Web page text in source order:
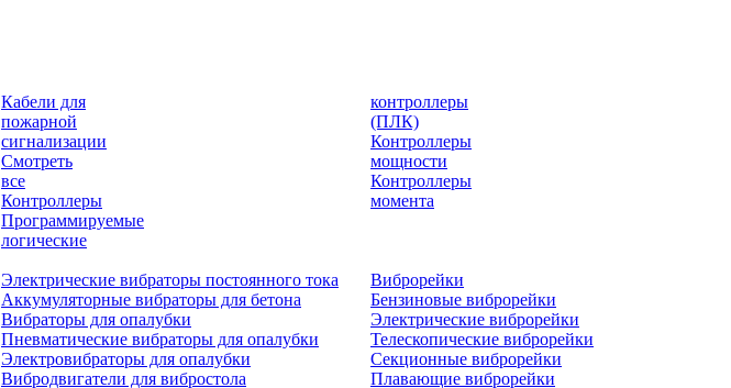
Кабели для
пожарной
сигнализации
Смотреть
все
Контроллеры
Программируемые
логические
контроллеры
(ПЛК)
Контроллеры
мощности
Контроллеры
момента
Электрические вибраторы постоянного тока
Аккумуляторные вибраторы для бетона
Вибраторы для опалубки
Пневматические вибраторы для опалубки
Электровибраторы для опалубки
Вибродвигатели для вибростола
Виброрейки
Бензиновые виброрейки
Электрические виброрейки
Телескопические виброрейки
Секционные виброрейки
Плавающие виброрейки